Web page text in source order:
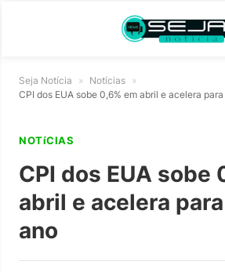
Seja Notícia » Notícias »
CPI dos EUA sobe 0,6% em abril e acelera
NOTíCIAS
CPI dos EUA sobe
abril e acelera
ano